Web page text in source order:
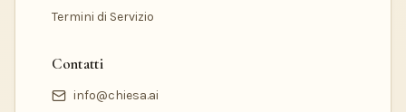
Termini di Servizio
Contatti
info@chiesa.ai